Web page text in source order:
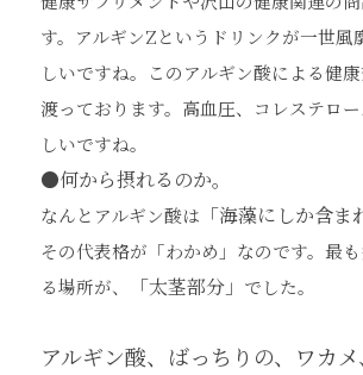
す。アルギンZという ドリンクが一世風
しいですね。このアルギン酸による健康
渡っております。高血圧、コレステロ
しいですね。
●何から摂れるのか。
なんとアルギン酸は 「海藻にしか含ま
その代表格が「わかめ」なのです。最
る場所が、
「太茎部分」 でした。
アルギン酸、ばっちりの、ワカ